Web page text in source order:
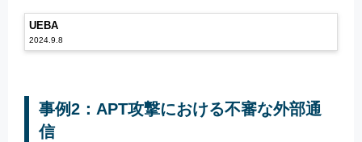
UEBA
2024.9.8
事例2：APT攻撃における不審な外部通
信